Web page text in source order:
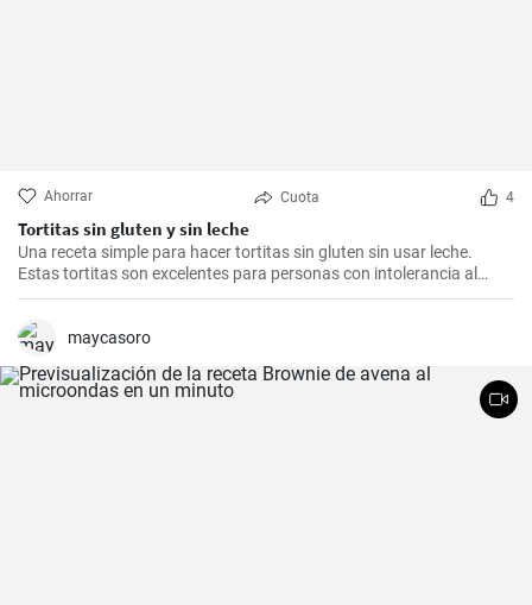
Ahorrar Cuota 4
Tortitas sin gluten y sin leche
Una receta simple para hacer tortitas sin gluten sin usar leche.
Estas tortitas son excelentes para personas con intolerancia al
gluten o la lactosa.
maycasoro